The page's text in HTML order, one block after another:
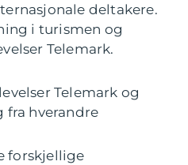
deltakere.
i turismen og
Telemark.
Telemark og
fra hverandre
forskjellige